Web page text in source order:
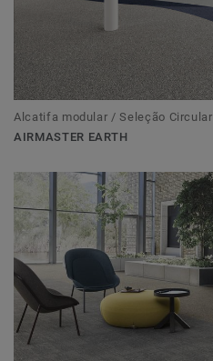
Alcatifa modular / Seleção Circular
AIRMASTER EARTH